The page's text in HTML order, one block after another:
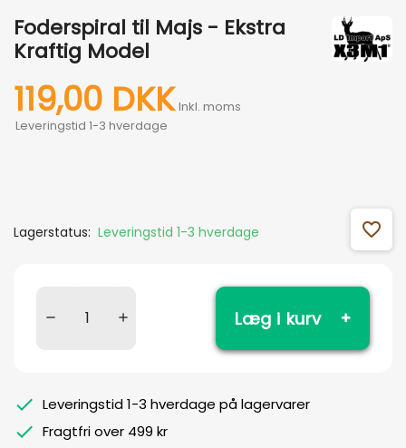
Foderspiral til Majs - Ekstra
Kraftig Model
119,00 DKK Inkl. moms
Leveringstid 1-3 hverdage
Lagerstatus: Leveringstid 1-3 hverdage favorite_outline
Læg i kurv
Leveringstid 1-3 hverdage på lagervarer
Fragtfri over 499 kr